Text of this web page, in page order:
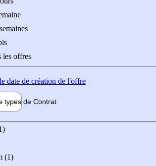
les offres
date de création de l'offre
types de Contrat
(1)